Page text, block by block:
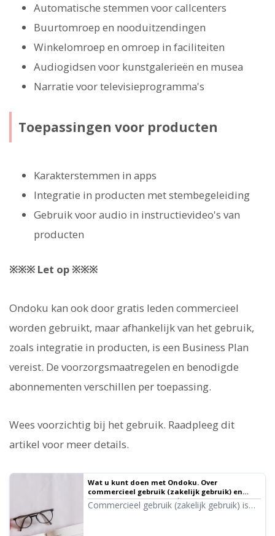
Automatische stemmen voor callcenters
Buurtomroep en nooduitzendingen
Winkelomroep en omroep in faciliteiten
Audiogidsen voor kunstgalerieën en musea
Narratie voor televisieprogramma's
Toepassingen voor producten
Karakterstemmen in apps
Integratie in producten met stembegeleiding
Gebruik voor audio in instructievideo's van
producten
※※※ Let op ※※※
Ondoku kan ook door gratis leden commercieel
worden gebruikt, maar afhankelijk van het gebruik,
zoals integratie in producten, is een Business Plan
vereist. De voorzorgsmaatregelen en benodigde
abonnementen verschillen per toepassing.
Wees voorzichtig bij het gebruik. Raadpleeg dit
artikel voor meer details.
Wat u kunt doen met Ondoku. Over
commercieel gebruik (zakelijk gebruik) en
verboden handelingen. ｜ Tekst-naar-spraak
software Ondoku
Commercieel gebruik (zakelijk gebruik) is